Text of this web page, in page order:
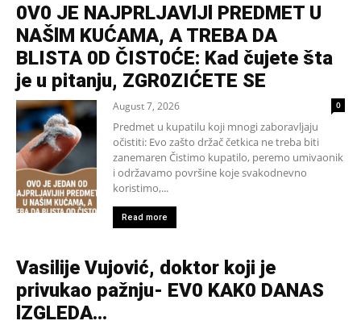
0V0 JE NAJPRLJAVlJl PREDMET U
NAŠlM KUĆAMA, A TREBA DA
BLISTA 0D ČIST0ĆE: Kad čujete šta
je u pitanju, ZGR0ZIĆETE SE
August 7, 2026 0
Predmet u kupatilu koji mnogi zaboravljaju
očistiti: Evo zašto držač četkica ne treba biti
zanemaren Čistimo kupatilo, peremo umivaonik
i održavamo površine koje svakodnevno
koristimo,...
Read more
Vasilije Vujović, doktor koji je
privukao pažnju- EV0 KAK0 DANAS
lZGLEDA…